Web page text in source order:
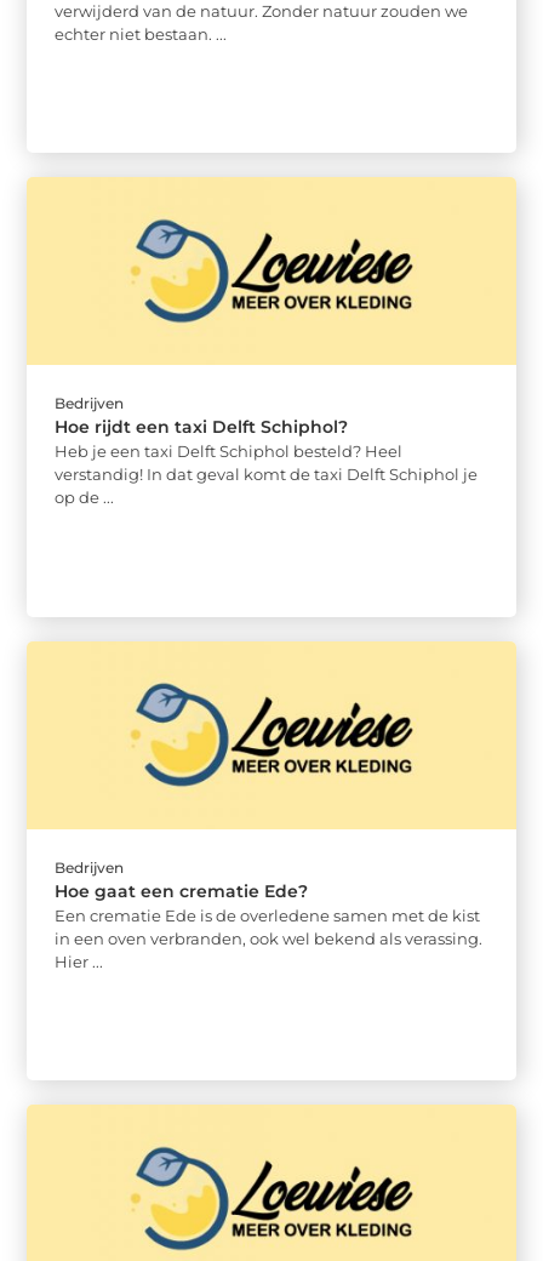
verwijderd van de natuur. Zonder natuur zouden we
echter niet bestaan. ...
Bedrijven
Hoe rijdt een taxi Delft Schiphol?
Heb je een taxi Delft Schiphol besteld? Heel
verstandig! In dat geval komt de taxi Delft Schiphol je
op de ...
Bedrijven
Hoe gaat een crematie Ede?
Een crematie Ede is de overledene samen met de kist
in een oven verbranden, ook wel bekend als verassing.
Hier ...